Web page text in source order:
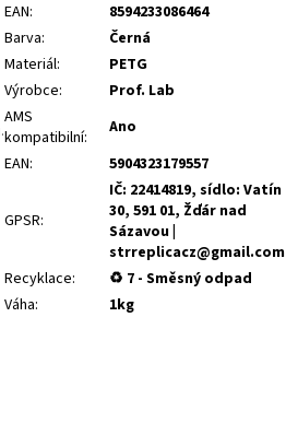
EAN:
8594233086464
Barva:
Černá
Materiál:
PETG
Výrobce:
Prof. Lab
AMS
kompatibilní:
Ano
EAN: 5904323179557
GPSR:
IČ: 22414819, sídlo: Vatín
30, 591 01, Žďár nad
Sázavou |
strreplicacz@gmail.com
Recyklace:
♻ 7 - Směsný odpad
Váha: 1kg